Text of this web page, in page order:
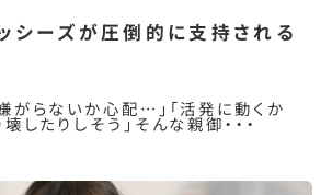
シーズが圧倒的に支持される
がらないか心配…」「活発に動くか
したりしそう」そんな親御・・・